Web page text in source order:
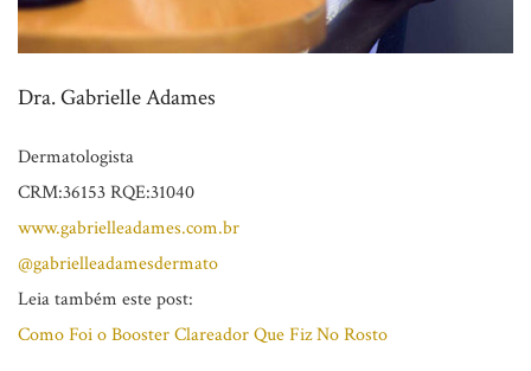
Dra. Gabrielle Adames
Dermatologista
CRM:36153 RQE:31040
www.gabrielleadames.com.br
@gabrielleadamesdermato
Leia também este post:
Como Foi o Booster Clareador Que Fiz No Rosto